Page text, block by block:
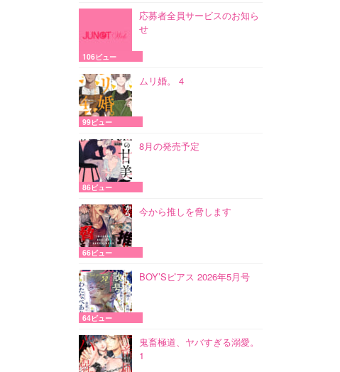
応募者全員サービスのお知ら
せ
106ビュー
ムリ婚。 4
99ビュー
8月の発売予定
86ビュー
今から推しを脅します
66ビュー
BOY’Sピアス 2026年5月号
64ビュー
鬼畜極道、ヤバすぎる溺愛。
1